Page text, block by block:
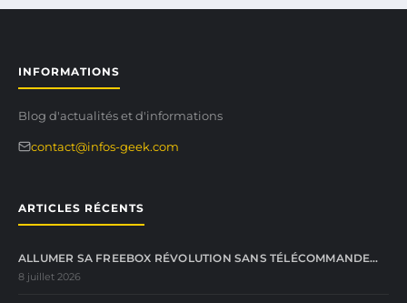
INFORMATIONS
Blog d'actualités et d'informations
contact@infos-geek.com
ARTICLES RÉCENTS
ALLUMER SA FREEBOX RÉVOLUTION SANS TÉLÉCOMMANDE…
8 juillet 2026